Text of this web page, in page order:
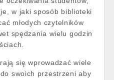
w jaki sposób biblioteki
młodych czytelników
spędzania wielu godzin
się wprowadzać wiele
swoich przestrzeni aby